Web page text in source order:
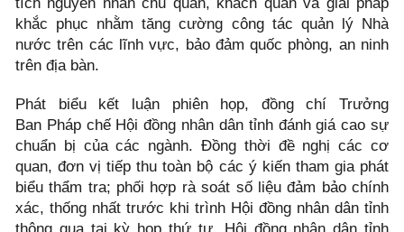
khắc phục nhằm tăng cường công tác quản lý Nhà
nước trên các lĩnh vực, bảo đảm quốc phòng, an ninh
trên địa bàn.
Phát biểu kết luận phiên họp, đồng chí Trưởng
Ban Pháp chế Hội đồng nhân dân tỉnh đánh giá cao sự
chuẩn bị của các ngành. Đồng thời đề nghị các cơ
quan, đơn vị tiếp thu toàn bộ các ý kiến tham gia phát
biểu thẩm tra; phối hợp rà soát số liệu đảm bảo chính
xác, thống nhất trước khi trình Hội đồng nhân dân tỉnh